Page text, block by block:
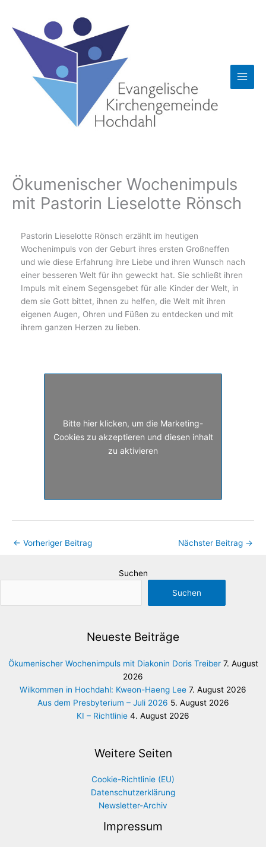
springen
Ökumenischer Wochenimpuls
mit Pastorin Lieselotte Rönsch
Pastorin Lieselotte Rönsch erzählt im heutigen
Wochenimpuls von der Geburt ihres ersten Großneffen
und wie diese Erfahrung ihre Liebe und ihren Wunsch nach
einer besseren Welt für ihn geweckt hat. Sie schließt ihren
Impuls mit einem Segensgebet für alle Kinder der Welt, in
dem sie Gott bittet, ihnen zu helfen, die Welt mit ihren
eigenen Augen, Ohren und Füßen zu entdecken und mit
ihrem ganzen Herzen zu lieben.
Bitte hier klicken, um die Marketing-
Cookies zu akzeptieren und diesen inhalt
zu aktivieren
← Vorheriger Beitrag Nächster Beitrag →
Suchen
Suchen
Neueste Beiträge
Ökumenischer Wochenimpuls mit Diakonin Doris Treiber 7. August
2026
Wilkommen in Hochdahl: Kweon-Haeng Lee 7. August 2026
Aus dem Presbyterium – Juli 2026 5. August 2026
KI – Richtlinie 4. August 2026
Weitere Seiten
Cookie-Richtlinie (EU)
Datenschutzerklärung
Newsletter-Archiv
Impressum